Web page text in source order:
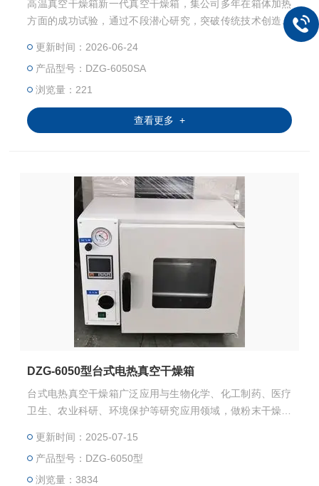
高温真空干燥箱新一代真空干燥箱，集公司多年在箱体加热
方面的成功试验，通过不段潜心研究，突破传统技术创造性
解决了在热传导过程中的“瓶颈”寻找到好的传导方式。广泛
应用与生物化学、化工制药、医疗卫生、农业科研、环境保
护等研究应用领域，做粉末干燥、烘焙以及各类玻璃容器的
消毒和灭菌之用。特别适合于对干燥热敏性、易氧化物质和
复杂成分物品进行快速的干燥处理。
更新时间：2026-06-24
产品型号：DZG-6050SA
浏览量：221
查看更多 +
DZG-6050型台式电热真空干燥箱
台式电热真空干燥箱广泛应用与生物化学、化工制药、医疗
卫生、农业科研、环境保护等研究应用领域，做粉末干燥、
燥热敏性、易氧化物质和复杂成分物品进行快速高效的干燥
处理。
更新时间：2025-07-15
产品型号：DZG-6050型
浏览量：3834